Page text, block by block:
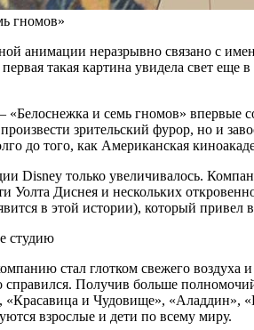
гномов»
анимации неразрывно связано с
такая картина увидела свет
и семь гномов» впервые
произвести зрительский фурор, но и
до того, как Американская
Disney только увеличивалось.
Уолта Диснея и нескольких
в этой истории), который
студию
стал глотком свежего
Получив больше
и Чудовище», «Аладдин»,
взрослые и дети по всему миру.